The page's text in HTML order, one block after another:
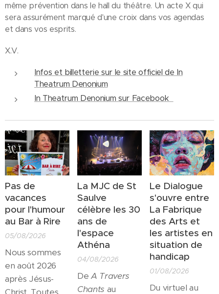
même prévention dans le hall du théâtre. Un acte X qui
sera assurément marqué d'une croix dans vos agendas
et dans vos esprits.
X.V.
Infos et billetterie sur le site officiel de In
Theatrum Denonium
In Theatrum Denonium sur Facebook
Pas de
vacances
pour l'humour
au Bar à Rire
05/08/2026
Nous sommes
en août 2026
après Jésus-
La MJC de St
Saulve
célèbre les 30
ans de
l'espace
Athéna
04/08/2026
De A Travers
Chants au
Le Dialogue
s'ouvre entre
La Fabrique
des Arts et
les artistes en
situation de
handicap
01/08/2026
Du virtuel au